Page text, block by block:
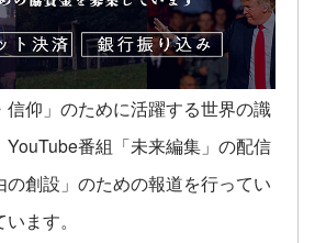
信仰」のために活躍する世界の識
YouTube番組「未来編集」の配信
の創設」のための報道を行ってい
ます。